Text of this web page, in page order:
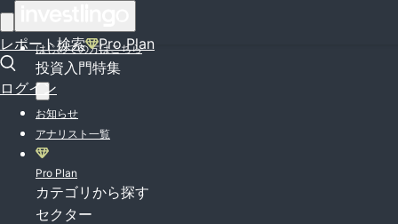
レポート検索 Pro Plan
ログイン
はじめての方はこちら
投資入門特集
お知らせ
アナリスト一覧
Pro Plan
カテゴリから探す
セクター